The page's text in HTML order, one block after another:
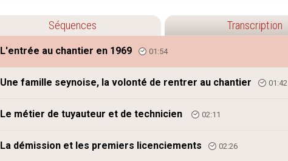
Séquences Transcription
L'entrée au chantier en 1969 01:54
Une famille seynoise, la volonté de rentrer au chantier 01:42
Le métier de tuyauteur et de technicien 02:11
La démission et les premiers licenciements 02:26